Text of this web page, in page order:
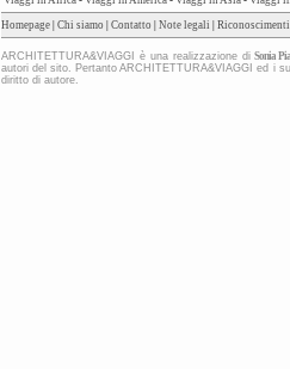
Homepage Chi siamo Contatto Note legali Riconoscimenti
ARCHITETTURA&VIAGGI è una realizzazione diSonia
autori del sito. Pertanto ARCHITETTURA&VIAGGI ed i
diritto di autore.